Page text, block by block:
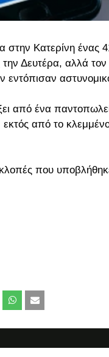
Κατερίνη ένας
Δευτέρα, αλλά
εντόπισαν
από ένα
από το
που